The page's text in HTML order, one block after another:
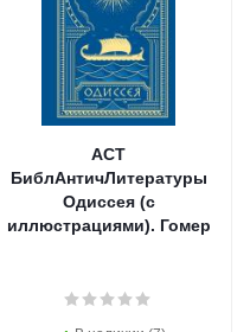
АСТ
БиблАнтичЛитературы
Одиссея (с
иллюстрациями). Гомер